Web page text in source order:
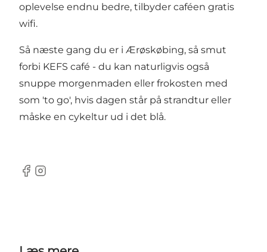
oplevelse endnu bedre, tilbyder caféen gratis
wifi.
Så næste gang du er i Ærøskøbing, så smut
forbi KEFS café - du kan naturligvis også
snuppe morgenmaden eller frokosten med
som 'to go', hvis dagen står på strandtur eller
måske en cykeltur ud i det blå.
Facebook
Instagram